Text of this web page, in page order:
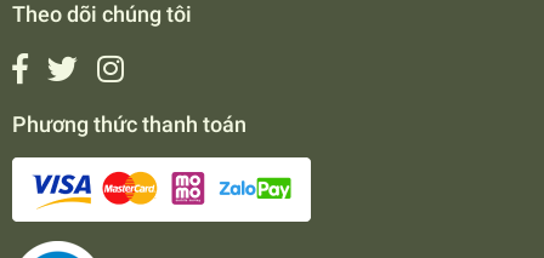
Theo dõi chúng tôi
Phương thức thanh toán